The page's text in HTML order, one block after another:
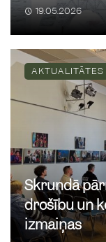
19.05.2026
Skrundā
drošību un
izmaiņas
AKTUALITĀTES